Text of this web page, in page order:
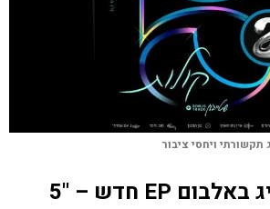
תקשורתי ויחסי ציבור
ר' שלמה טויסיג באלבום EP חדש – "5